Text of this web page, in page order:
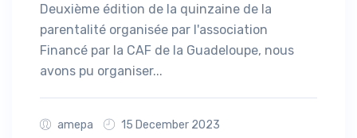
Deuxième édition de la quinzaine de la
parentalité organisée par l'association
Financé par la CAF de la Guadeloupe, nous
avons pu organiser...
amepa
15 December 2023